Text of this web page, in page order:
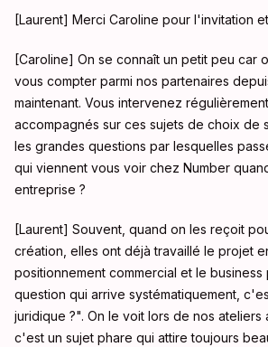
[Laurent] Merci Caroline pour l'invitation
[Caroline] On se connaît un petit peu car
vous compter parmi nos partenaires
maintenant. Vous intervenez
accompagnés sur ces sujets de choix de
les grandes questions par lesquelles
qui viennent vous voir chez Number
entreprise ?
[Laurent] Souvent, quand on les reçoit
création, elles ont déjà travaillé le projet
positionnement commercial et le business
question qui arrive systématiquement,
juridique ?". On le voit lors de nos ateliers
c'est un sujet phare qui attire toujours